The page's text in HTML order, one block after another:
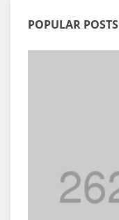
POPULAR POSTS